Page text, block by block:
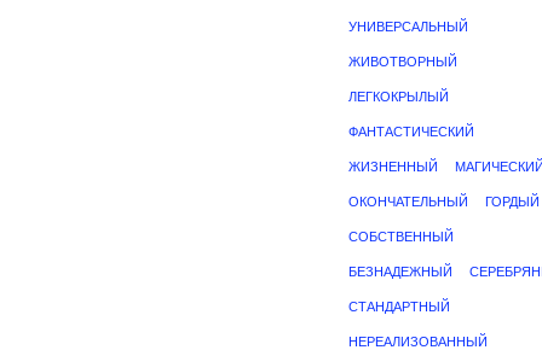
УНИВЕРСАЛЬНЫЙ
ЖИВОТВОРНЫЙ
ЛЕГКОКРЫЛЫЙ
ФАНТАСТИЧЕСКИЙ
ЖИЗНЕННЫЙ
ОКОНЧАТЕЛЬНЫЙ ГОРДЫЙ
СОБСТВЕННЫЙ
БЕЗНАДЕЖНЫЙ
СТАНДАРТНЫЙ
НЕРЕАЛИЗОВАННЫЙ